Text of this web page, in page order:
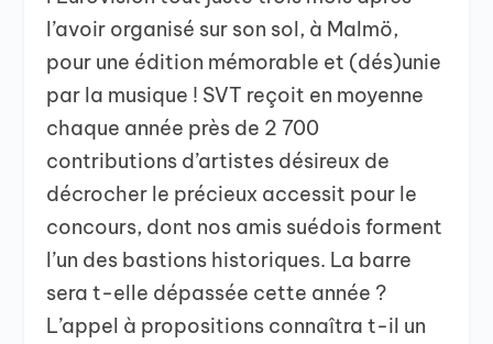
l’avoir organisé sur son sol, à Malmö,
pour une édition mémorable et (dés)unie
par la musique ! SVT reçoit en moyenne
chaque année près de 2 700
contributions d’artistes désireux de
décrocher le précieux accessit pour le
concours, dont nos amis suédois forment
l’un des bastions historiques. La barre
sera t-elle dépassée cette année ?
L’appel à propositions connaîtra t-il un